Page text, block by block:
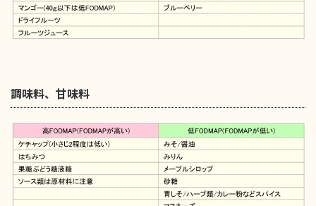
調味料、甘味料